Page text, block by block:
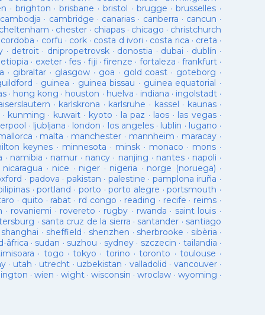
· brighton ·brisbane · bristol · brugge ·brusselles ·
cambodja · cambridge · canarias · canberra · cancun ·
cheltenham · chester · chiapas· chicago · christchurch
cordoba · corfu · cork · costa d ivori · costa rica · creta ·
· detroit· dnipropetrovsk· donostia · dubai · dublín ·
etiopia · exeter· fes · fiji · firenze · fortaleza · frankfurt ·
· gibraltar · glasgow· goa · gold coast · goteborg ·
· guinea · guinea bissau · guinea equatorial ·
· hong kong · houston · huelva · indiana · ingolstadt·
· karlskrona · karlsruhe · kassel · kaunas·
kunming · kuwait· kyoto · la paz · laos · las vegas·
· ljubljana · london · los angeles· lublin · lugano ·
· malta · manchester · mannheim · maracay ·
keynes · minnesota · minsk· monaco · mons ·
· namibia · namur · nancy · nanjing · nantes· napoli ·
nicaragua · nice · niger · nigeria · norge (noruega) ·
· padova · pakistan · palestine · pamplona iruña ·
·portland · porto ·porto alegre ·portsmouth ·
· quito · rabat · rd congo · reading · recife · reims ·
· rovaniemi · rovereto · rugby · rwanda · saint louis ·
· santa cruz de la sierra · santander · santiago
shanghai · sheffield · shenzhen · sherbrooke · sibèria ·
âfrica · sudan · suzhou · sydney · szczecin · tailandia ·
· togo ·tokyo · torino ·toronto · toulouse ·
· utah · utrecht · uzbekistan · valladolid · vancouver·
·wien · wight·wisconsin ·wroclaw · wyoming ·